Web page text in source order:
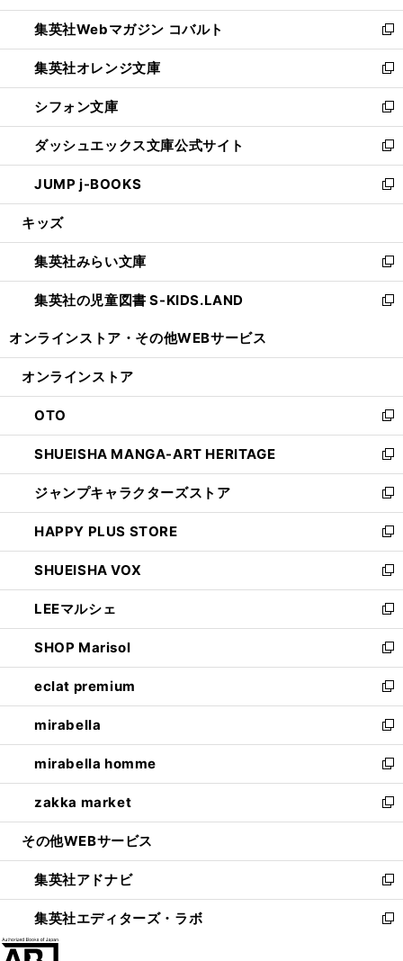
開
く
ウ
で
開
く
ン
ド
ウ
で
開
く
ウ
ィ
ン
ド
ウ
で
開
く
集英社Webマガジン コバルト
新
し
い
ウ
ィ
ン
ド
ウ
で
開
集英社オレンジ文庫
新
し
い
ウ
ィ
ン
ド
ウ
開
く
シフォン文庫
新
し
い
ウ
ィ
ン
ウ
で
開
く
ダッシュエックス文庫公式サイト
新
し
い
ウ
ン
ド
ウ
で
JUMP j-BOOKS
新
し
ウ
ィ
ン
ド
開
キッズ
集英社みらい文庫
新
し
い
ン
ウ
で
開
く
集英社の児童図書 S-KIDS.LAND
新
ウ
ン
ド
ウ
で
開
く
オンラインストア・ その他WEBサービス
オンラインストア
OTO
新
し
い
ウ
ィ
ン
ド
ウ
で
開
く
SHUEISHA MANGA-ART HERITAGE
新
し
い
ウ
ィ
ン
ド
ウ
で
開
く
ジャンプキャラクターズストア
新
し
い
ウ
ィ
ン
ド
ウ
で
開
く
HAPPY PLUS STORE
新
し
い
ウ
ィ
ン
ド
ウ
で
開
く
SHUEISHA VOX
新
し
い
ウ
ィ
ン
ド
ウ
で
開
く
LEEマルシェ
新
し
い
ウ
ィ
ン
ド
ウ
で
開
く
SHOP Marisol
新
し
い
ウ
ィ
ン
ド
ウ
で
開
eclat premium
新
し
い
ウ
ィ
ン
ド
ウ
開
く
mirabella
新
し
い
ウ
ィ
ン
ウ
で
開
く
mirabella homme
新
し
い
ウ
ン
ド
ウ
で
zakka market
新
し
ウ
ィ
ン
ド
その他WEBサービス
集英社アドナビ
新
し
い
集英社エディターズ・ラボ
新